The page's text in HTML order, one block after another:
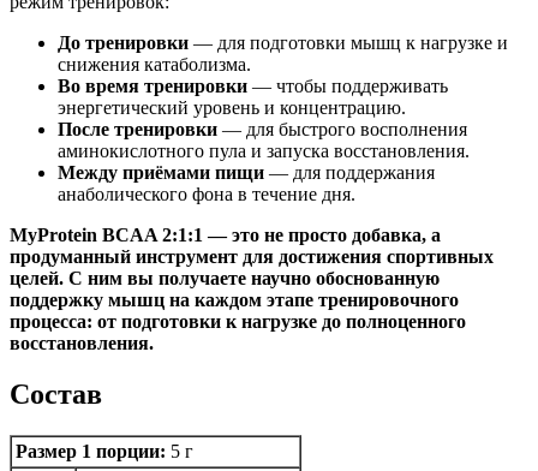
До тренировки — для подготовки мышц к нагрузке и
снижения катаболизма.
Во время тренировки — чтобы поддерживать
энергетический уровень и концентрацию.
После тренировки — для быстрого восполнения
аминокислотного пула и запуска восстановления.
Между приёмами пищи — для поддержания
анаболического фона в течение дня.
MyProtein BCAA 2:1:1 — это не просто добавка, а
продуманный инструмент для достижения спортивных
целей. С ним вы получаете научно обоснованную
поддержку мышц на каждом этапе тренировочного
процесса: от подготовки к нагрузке до полноценного
восстановления.
Состав
Размер 1 порции: 5 г